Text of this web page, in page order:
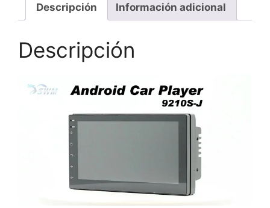
Descripción Información adicional
Descripción